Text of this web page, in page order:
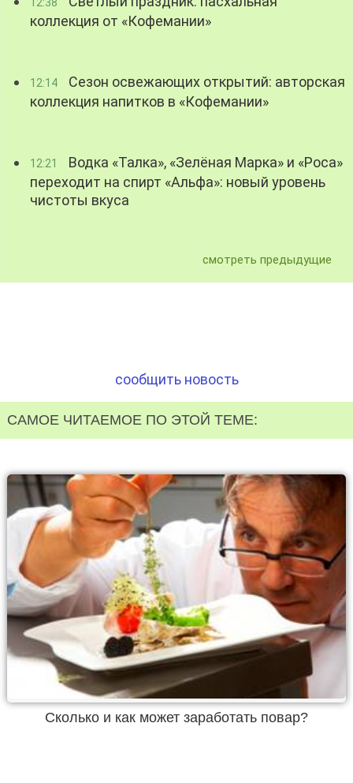
12:38
коллекция от «Кофемании»
12:14
Сезон освежающих открытий: авторская
коллекция напитков в «Кофемании»
12:21
Водка «Талка», «Зелёная Марка» и «Роса»
переходит на спирт «Альфа»: новый уровень
чистоты вкуса
смотреть предыдущие
сообщить новость
САМОЕ ЧИТАЕМОЕ ПО ЭТОЙ ТЕМЕ:
Сколько и как может заработать повар?